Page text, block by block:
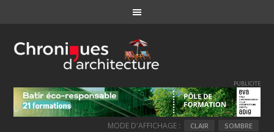
PUBLICITE
MODE D'AFFICHAGE : CLAIR SOMBRE